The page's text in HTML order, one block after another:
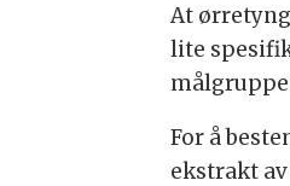
At
lite
For å
ekstrakt